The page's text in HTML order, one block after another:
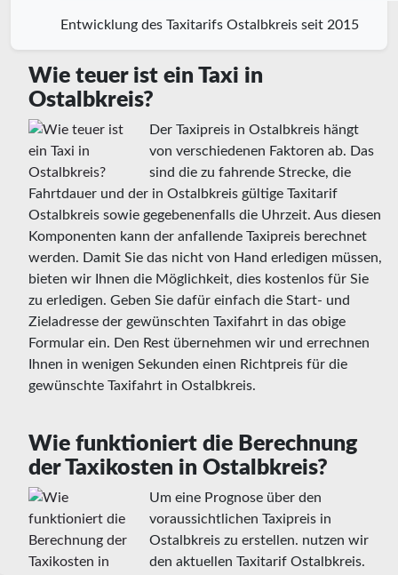
Entwicklung des Taxitarifs Ostalbkreis seit 2015
Wie teuer ist ein Taxi in
Ostalbkreis?
Der Taxipreis in Ostalbkreis hängt
von verschiedenen Faktoren ab. Das
sind die zu fahrende Strecke, die
Fahrtdauer und der in Ostalbkreis gültige Taxitarif
Ostalbkreis sowie gegebenenfalls die Uhrzeit. Aus diesen
Komponenten kann der anfallende Taxipreis berechnet
werden. Damit Sie das nicht von Hand erledigen müssen,
bieten wir Ihnen die Möglichkeit, dies kostenlos für Sie
zu erledigen. Geben Sie dafür einfach die Start- und
Zieladresse der gewünschten Taxifahrt in das obige
Formular ein. Den Rest übernehmen wir und errechnen
Ihnen in wenigen Sekunden einen Richtpreis für die
gewünschte Taxifahrt in Ostalbkreis.
Wie funktioniert die Berechnung
der Taxikosten in Ostalbkreis?
Um eine Prognose über den
voraussichtlichen Taxipreis in
Ostalbkreis zu erstellen. nutzen wir
den aktuellen Taxitarif Ostalbkreis.